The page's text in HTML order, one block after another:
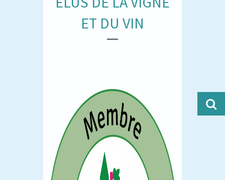
ET DU VIN